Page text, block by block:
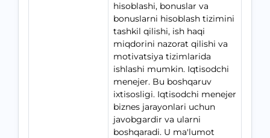
hisoblashi, bonuslar va
bonuslarni hisoblash tizimini
tashkil qilishi, ish haqi
miqdorini nazorat qilishi va
motivatsiya tizimlarida
ishlashi mumkin. Iqtisodchi
menejer. Bu boshqaruv
ixtisosligi. Iqtisodchi menejer
biznes jarayonlari uchun
javobgardir va ularni
boshqaradi. U ma'lumot